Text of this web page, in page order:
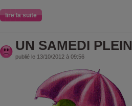
lire la suite
UN SAMEDI
publié le 13/10/2012 à 09:56